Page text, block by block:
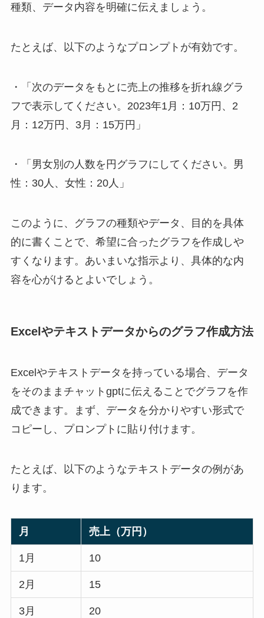
種類、データ内容を明確に伝えましょう。
たとえば、以下のようなプロンプトが有効です。
・「次のデータをもとに売上の推移を折れ線グラ
フで表示してください。2023年1月：10万円、2
月：12万円、3月：15万円」
・「男女別の人数を円グラフにしてください。男
性：30人、女性：20人」
このように、グラフの種類やデータ、目的を具体
的に書くことで、希望に合ったグラフを作成しや
すくなります。あいまいな指示より、具体的な内
容を心がけるとよいでしょう。
Excelやテキストデータからのグラフ作成方法
Excelやテキストデータを持っている場合、データ
をそのままチャットgptに伝えることでグラフを作
成できます。まず、データを分かりやすい形式で
コピーし、プロンプトに貼り付けます。
たとえば、以下のようなテキストデータの例があ
ります。
月 売上（万円）
1月 10
2月 15
3月 20